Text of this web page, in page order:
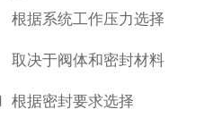
根据系统工作压力选择
取决于阀体和密封材料
根据密封要求选择